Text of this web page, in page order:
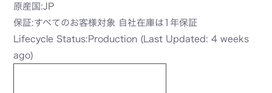
原産国:JP
保証:すべてのお客様対象 自社在庫は1年保証
Lifecycle Status:Production (Last Updated: 4 weeks
ago)